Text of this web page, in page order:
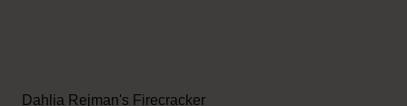
Dahlia Rejman's Firecracker